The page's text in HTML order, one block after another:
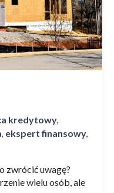
kredytowy,
, ekspert finansowy,
zwrócić uwagę?
wielu osób, ale